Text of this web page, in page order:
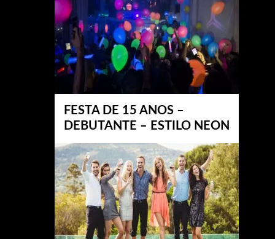
FESTA DE 15 ANOS –
DEBUTANTE – ESTILO NEON